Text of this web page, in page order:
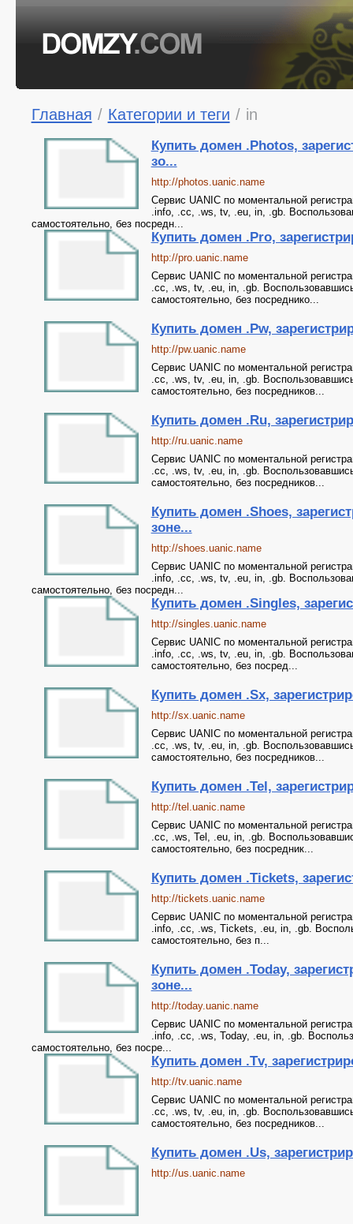
Главная / Категории и теги / in
Купить домен .Photos,
зо...
http://photos.uanic.name
Сервис UANIC по моментальной
.info, .cc, .ws, tv, .eu, in, .gb.
самостоятельно, без посредн...
Купить домен .Pro,
http://pro.uanic.name
Сервис UANIC по моментальной
.cc, .ws, tv, .eu, in, .gb.
самостоятельно, без посреднико...
Купить домен .Pw,
http://pw.uanic.name
Сервис UANIC по моментальной
.cc, .ws, tv, .eu, in, .gb.
самостоятельно, без посредников...
Купить домен .Ru,
http://ru.uanic.name
Сервис UANIC по моментальной
.cc, .ws, tv, .eu, in, .gb.
самостоятельно, без посредников...
Купить домен .Shoes,
зоне...
http://shoes.uanic.name
Сервис UANIC по моментальной
.info, .cc, .ws, tv, .eu, in, .gb.
самостоятельно, без посредн...
Купить домен .Singles,
http://singles.uanic.name
Сервис UANIC по моментальной
.info, .cc, .ws, tv, .eu, in, .gb.
самостоятельно, без посред...
Купить домен .Sx,
http://sx.uanic.name
Сервис UANIC по моментальной
.cc, .ws, tv, .eu, in, .gb.
самостоятельно, без посредников...
Купить домен .Tel,
http://tel.uanic.name
Сервис UANIC по моментальной
.cc, .ws, Tel, .eu, in, .gb.
самостоятельно, без посредник...
Купить домен .Tickets,
http://tickets.uanic.name
Сервис UANIC по моментальной
.info, .cc, .ws, Tickets, .eu, in, .gb.
самостоятельно, без п...
Купить домен .Today,
зоне...
http://today.uanic.name
Сервис UANIC по моментальной
.info, .cc, .ws, Today, .eu, in, .gb.
самостоятельно, без посре...
Купить домен .Tv,
http://tv.uanic.name
Сервис UANIC по моментальной
.cc, .ws, tv, .eu, in, .gb.
самостоятельно, без посредников...
Купить домен .Us,
http://us.uanic.name